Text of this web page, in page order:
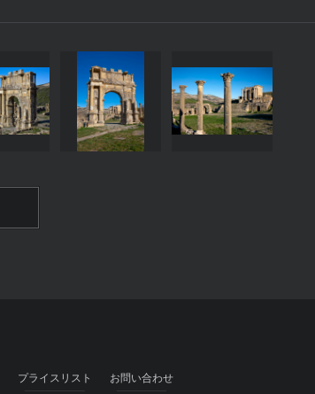
プライスリスト お問い合わせ